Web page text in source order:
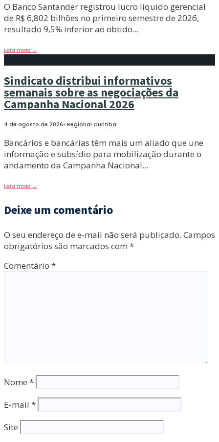
O Banco Santander registrou lucro líquido gerencial
de R$ 6,802 bilhões no primeiro semestre de 2026,
resultado 9,5% inferior ao obtido...
Leia mais →
Sindicato distribui informativos
semanais sobre as negociações da
Campanha Nacional 2026
4 de agosto de 2026• Regional Curitiba
Bancários e bancárias têm mais um aliado que une
informação e subsídio para mobilização durante o
andamento da Campanha Nacional...
Leia mais →
Deixe um comentário
O seu endereço de e-mail não será publicado. Campos
obrigatórios são marcados com *
Comentário *
Nome *
E-mail *
Site